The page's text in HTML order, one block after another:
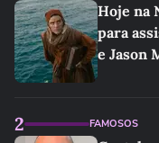
Hoje na
para
e Jason
2 FAMOSOS